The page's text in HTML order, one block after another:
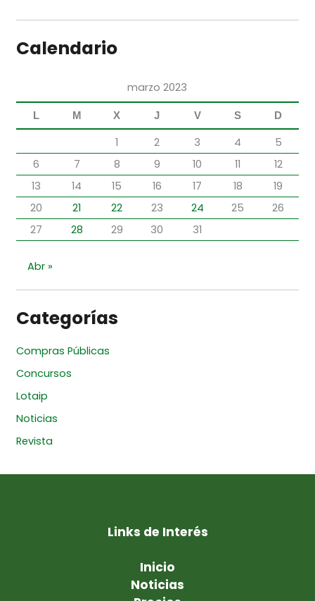
Calendario
marzo 2023
L M X J V S D
1 2 3 4
5
6
7 8 9 10 11
12
13
14 15 16 17 18
19
20
21 22 23 24 25
26
27
28 29 30 31
Abr »
Categorías
Compras Públicas
Concursos
Lotaip
Noticias
Revista
Links de Interés
Inicio
Noticias